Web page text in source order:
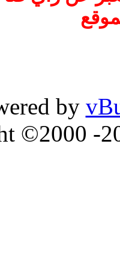
by
©2000 -